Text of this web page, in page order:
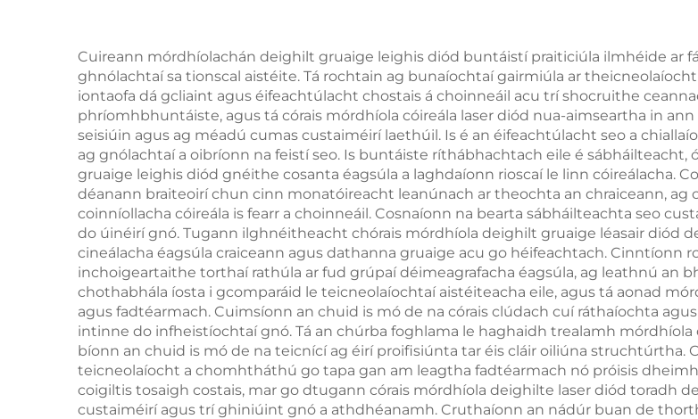
chorpais, agus le
haghaidh aois
théarmaí
le
Cuireann mórdhíolachán deighilt gruaige leighis diód buntáistí praiticiúla ilmhéide ar
ghnólachtaí sa tionscal aistéite. Tá rochtain ag bunaíochtaí gairmiúla ar
iontaofa dá gcliaint agus éifeachtúlacht chostais á choinneáil acu trí shocruithe
phríomhbhuntáiste, agus tá córais mórdhíola cóireála laser diód nua-aimseartha in
seisiúin agus ag méadú cumas custaiméirí laethúil. Is é an éifeachtúlacht seo a
ag gnólachtaí a oibríonn na feistí seo. Is buntáiste ríthábhachtach eile é
gruaige leighis diód gnéithe cosanta éagsúla a laghdaíonn rioscaí le linn cóireálacha.
déanann braiteoirí chun cinn monatóireacht leanúnach ar theochta an chraiceann,
coinníollacha cóireála is fearr a choinneáil. Cosnaíonn na bearta sábháilteachta seo
do úinéirí gnó. Tugann ilghnéitheacht chórais mórdhíola deighilt gruaige léasair diód
cineálacha éagsúla craiceann agus dathanna gruaige acu go héifeachtach. Cinntíonn
inchoigeartaithe torthaí rathúla ar fud grúpaí déimeagrafacha éagsúla, ag leathnú an
chothabhála íosta i gcomparáid le teicneolaíochtaí aistéiteacha eile, agus tá aonad
agus fadtéarmach. Cuimsíonn an chuid is mó de na córais clúdach cuí ráthaíochta
intinne do infheistíochtaí gnó. Tá an chúrba foghlama le haghaidh trealamh
bíonn an chuid is mó de na teicnící ag éirí proifisiúnta tar éis cláir oiliúna struchtúrtha.
teicneolaíocht a chomhtháthú go tapa gan am leagtha fadtéarmach nó próisis
coigiltis tosaigh costais, mar go dtugann córais mórdhíola deighilte laser diód toradh
custaiméirí agus trí ghiniúint gnó a athdhéanamh. Cruthaíonn an nádúr buan de